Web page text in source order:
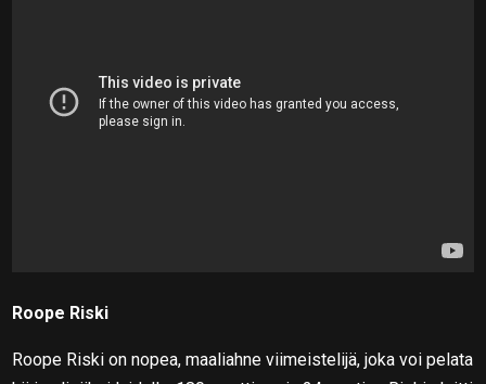
Roope Riski
Roope Riski on nopea, maaliahne viimeistelijä, joka voi pelata